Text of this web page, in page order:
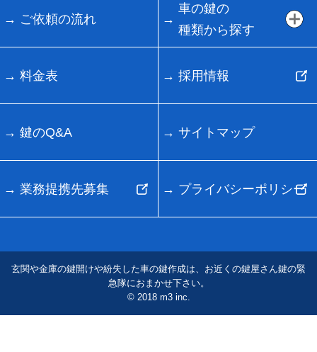
ご依頼の流れ
車の鍵の
種類から探す
料金表 採用情報
鍵のQ&A サイトマップ
業務提携先募集 プライバシーポリシー
玄関や金庫の鍵開けや紛失した車の鍵作成は、お近くの鍵屋さん鍵の緊
急隊におまかせ下さい。
© 2018 m3 inc.